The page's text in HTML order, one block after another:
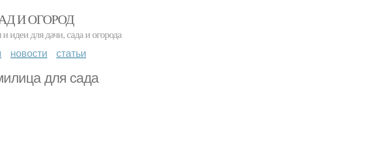
И ОГОРОД
идеи для дачи, сада и огорода
новости статьи
для сада